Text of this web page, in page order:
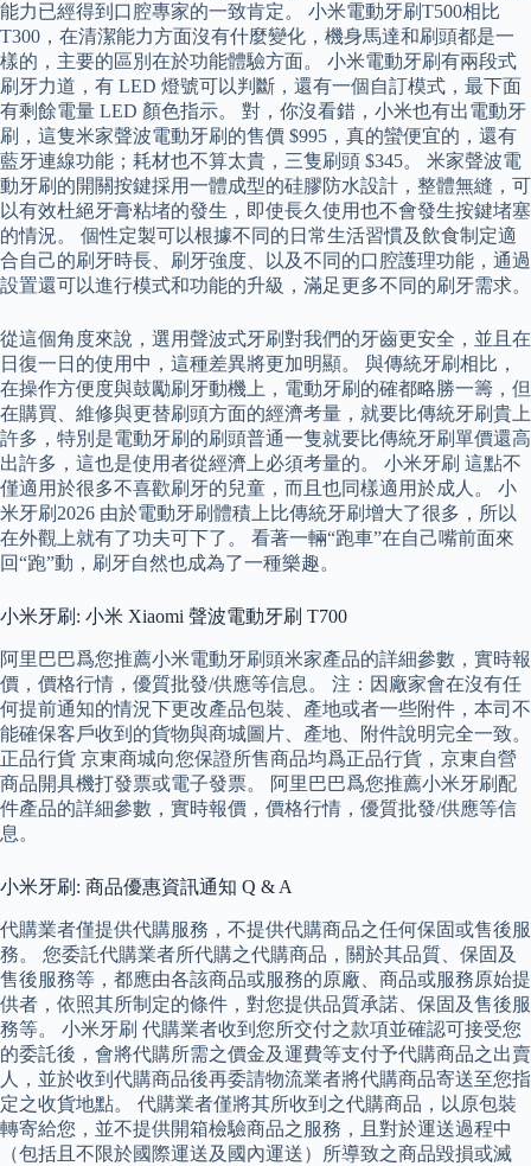
能力已經得到口腔專家的一致肯定。 小米電動牙刷T500相比
T300，在清潔能力方面沒有什麼變化，機身馬達和刷頭都是一
樣的，主要的區別在於功能體驗方面。 小米電動牙刷有兩段式
刷牙力道，有 LED 燈號可以判斷，還有一個自訂模式，最下面
有剩餘電量 LED 顏色指示。 對，你沒看錯，小米也有出電動牙
刷，這隻米家聲波電動牙刷的售價 $995，真的蠻便宜的，還有
藍牙連線功能；耗材也不算太貴，三隻刷頭 $345。 米家聲波電
動牙刷的開關按鍵採用一體成型的硅膠防水設計，整體無縫，可
以有效杜絕牙膏粘堵的發生，即使長久使用也不會發生按鍵堵塞
的情況。 個性定製可以根據不同的日常生活習慣及飲食制定適
合自己的刷牙時長、刷牙強度、以及不同的口腔護理功能，通過
設置還可以進行模式和功能的升級，滿足更多不同的刷牙需求。
從這個角度來說，選用聲波式牙刷對我們的牙齒更安全，並且在
日復一日的使用中，這種差異將更加明顯。 與傳統牙刷相比，
在操作方便度與鼓勵刷牙動機上，電動牙刷的確都略勝一籌，但
在購買、維修與更替刷頭方面的經濟考量，就要比傳統牙刷貴上
許多，特別是電動牙刷的刷頭普通一隻就要比傳統牙刷單價還高
出許多，這也是使用者從經濟上必須考量的。 小米牙刷 這點不
僅適用於很多不喜歡刷牙的兒童，而且也同樣適用於成人。 小
米牙刷2026 由於電動牙刷體積上比傳統牙刷增大了很多，所以
在外觀上就有了功夫可下了。 看著一輛“跑車”在自己嘴前面來
回“跑”動，刷牙自然也成為了一種樂趣。
小米牙刷: 小米 Xiaomi 聲波電動牙刷 T700
阿里巴巴爲您推薦小米電動牙刷頭米家產品的詳細參數，實時報
價，價格行情，優質批發/供應等信息。 注：因廠家會在沒有任
何提前通知的情況下更改產品包裝、產地或者一些附件，本司不
能確保客戶收到的貨物與商城圖片、產地、附件說明完全一致。
正品行貨 京東商城向您保證所售商品均爲正品行貨，京東自營
商品開具機打發票或電子發票。 阿里巴巴爲您推薦小米牙刷配
件產品的詳細參數，實時報價，價格行情，優質批發/供應等信
息。
小米牙刷: 商品優惠資訊通知 Q & A
代購業者僅提供代購服務，不提供代購商品之任何保固或售後服
務。 您委託代購業者所代購之代購商品，關於其品質、保固及
售後服務等，都應由各該商品或服務的原廠、商品或服務原始提
供者，依照其所制定的條件，對您提供品質承諾、保固及售後服
務等。 小米牙刷 代購業者收到您所交付之款項並確認可接受您
的委託後，會將代購所需之價金及運費等支付予代購商品之出賣
人，並於收到代購商品後再委請物流業者將代購商品寄送至您指
定之收貨地點。 代購業者僅將其所收到之代購商品，以原包裝
轉寄給您，並不提供開箱檢驗商品之服務，且對於運送過程中
（包括且不限於國際運送及國內運送）所導致之商品毀損或滅